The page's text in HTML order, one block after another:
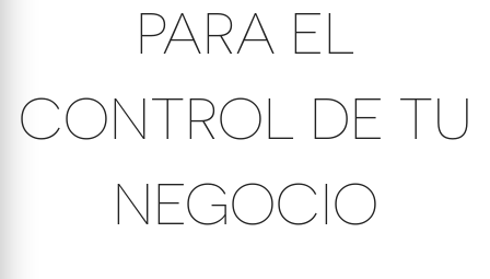
PARA EL
CONTROL DE TU
NEGOCIO